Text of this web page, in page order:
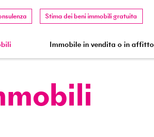
Stima dei beni immobili gratuita
Immobile in vendita o in affitto